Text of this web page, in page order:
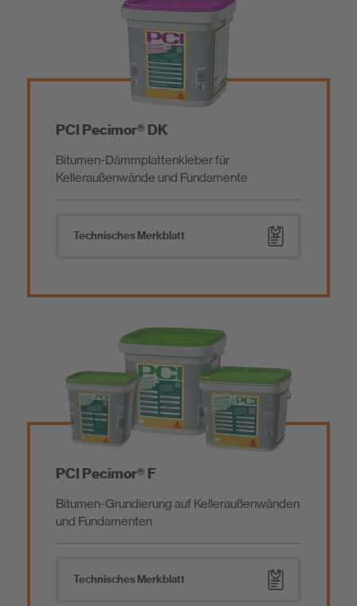
PCI Pecimor® DK
Bitumen-Dämmplattenkleber für
Kelleraußenwände und Fundamente
Technisches Merkblatt
PCI Pecimor® F
Bitumen-Grundierung auf Kelleraußenwänden
und Fundamenten
Technisches Merkblatt